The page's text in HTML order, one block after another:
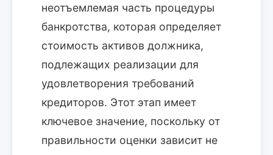
неотъемлемая часть процедуры
банкротства, которая определяет
стоимость активов должника,
подлежащих реализации для
удовлетворения требований
кредиторов. Этот этап имеет
ключевое значение, поскольку от
правильности оценки зависит не